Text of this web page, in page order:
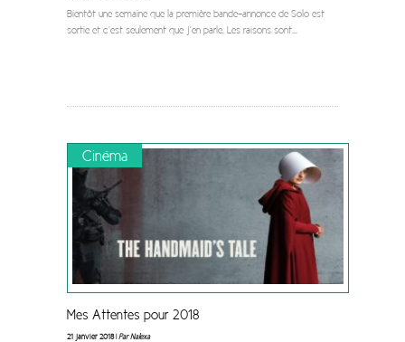
Bientôt une semaine que la première bande-annonce de Solo est
sortie et c’est seulement que j’en parle. Les raisons sont...
Cinéma
Mes Attentes pour 2018
21 janvier 2018 |Par Nalexa